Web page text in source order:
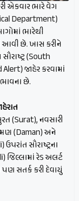
એકવાર ભારે વેગ
Department)
ભારેથી
આવી છે. ખાસ કરીને
(South
Alert) જાહેર કરવામાં
છે.
(Surat), નવસારી
(Daman) અને
સૌરાષ્ટ્રના
રેડ અલર્ટ
સતર્ક કરી દેવાયું